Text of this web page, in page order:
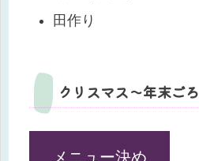
田作り
クリスマス～年末ごろ
メニュー決め